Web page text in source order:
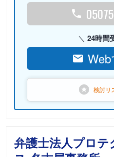
24時間
検討リ
弁護士法人プロテ